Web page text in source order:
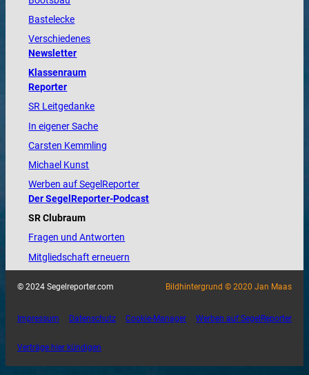
Bastelecke
Verschiedenes
Newsletter
Klassenraum
Reporter
SR Leitgedanke
In eigener Sache
Carsten Kemmling
Michael Kunst
Werben auf SegelReporter
Der SegelReporter-Podcast
SR Clubraum
Fragen und Antworten
Mitgliedschaft erneuern
© 2024 Segelreporter.com Bildhintergrund © 2020 Jan Maas
Impressum Datenschutz Cookie-Manager Werben auf SegelReporter
Verträge hier kündigen